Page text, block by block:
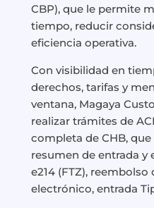
CBP), que le permite
tiempo, reducir
eficiencia operativa.
Con visibilidad en
derechos, tarifas y
ventana, Magaya
realizar trámites de
completa de CHB,
resumen de entrada y
e214 (FTZ),
electrónico, entrada